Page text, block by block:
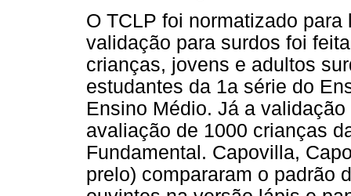
O TCLP foi normatizado
validação para surdos foi
crianças, jovens e adultos
estudantes da 1a série do
Ensino Médio. Já a
avaliação de 1000 crianças
Fundamental. Capovilla,
prelo) compararam o padrão